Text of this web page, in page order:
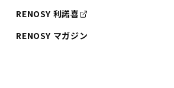
RENOSY 利諾喜
RENOSY マガジン